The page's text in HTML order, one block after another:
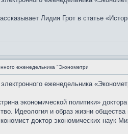
Лидия Грот в статье
еженедельника "Эконометри
еженедельника
экономической политики»
Идеология и образ жизни
доктор экономических наук